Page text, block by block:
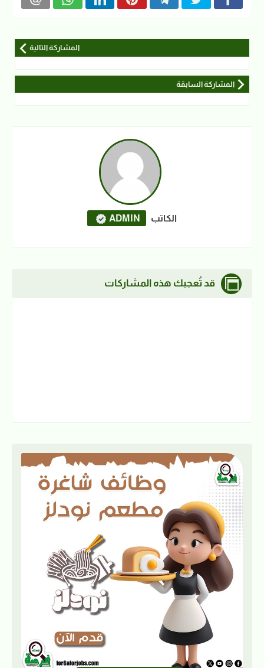
المشاركة التالية
المشاركة السابقة
الكاتب ADMIN
قد تُعجبك هذه المشاركات